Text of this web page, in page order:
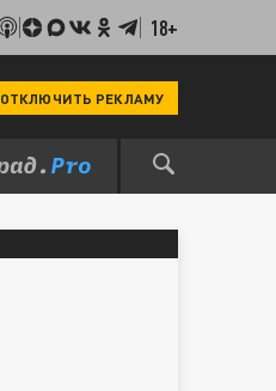
18+
ОТКЛЮЧИТЬ РЕКЛАМУ